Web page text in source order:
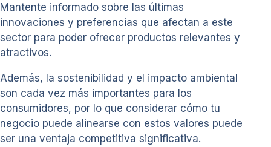
Mantente informado sobre las últimas
innovaciones y preferencias que afectan a este
sector para poder ofrecer productos relevantes y
atractivos.
Además, la sostenibilidad y el impacto ambiental
son cada vez más importantes para los
consumidores, por lo que considerar cómo tu
negocio puede alinearse con estos valores puede
ser una ventaja competitiva significativa.